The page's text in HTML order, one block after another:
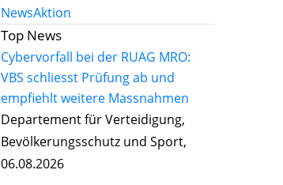
NewsAktion
Top News
Cybervorfall bei der RUAG MRO:
VBS schliesst Prüfung ab und
empfiehlt weitere Massnahmen
Departement für Verteidigung,
Bevölkerungsschutz und Sport,
06.08.2026